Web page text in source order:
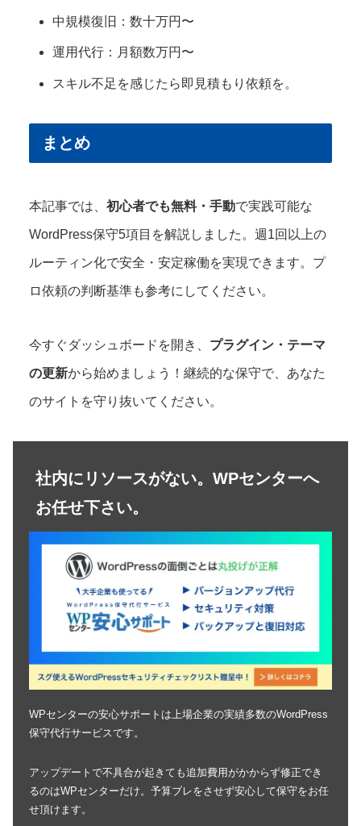
中規模復旧：数十万円〜
運用代行：月額数万円〜
スキル不足を感じたら即見積もり依頼を。
まとめ
本記事では、 初心者でも無料・手動で実践可能な
WordPress保守5項目を解説しました。週1回以上の
ルーティン化で安全・安定稼働を実現できます。プ
ロ依頼の判断基準も参考にしてください。
今すぐダッシュボードを開き、 プラグイン・テーマ
の更新から始めましょう！継続的な保守で、あなた
のサイトを守り抜いてください。
社内にリソースがない。WPセンターへ
お任せ下さい。
WPセンターの安心サポートは上場企業の実績多数のWordPress
保守代行サービスです。
アップデートで不具合が起きても追加費用がかからず修正でき
るのはWPセンターだけ。予算ブレをさせず安心して保守をお任
せ頂けます。